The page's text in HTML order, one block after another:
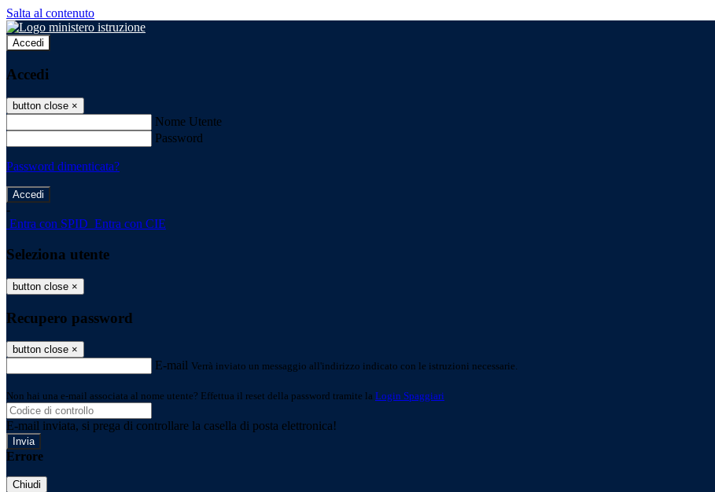
Salta al contenuto
Accedi
Accedi
button close ×
Nome Utente
Password
Password dimenticata?
-
Entra con SPID Entra con CIE
Seleziona utente
button close ×
Recupero password
button close ×
E-mail Verrà inviato un messaggio all'indirizzo indicato con le istruzioni necessarie.
Non hai una e-mail associata al nome utente? Effettua il reset della password tramite la Login Spaggiari
E-mail inviata, si prega di controllare la casella di posta elettronica!
Errore
Chiudi